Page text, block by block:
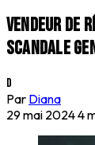
Vendeur de
scandale
D
Par Diana
29 mai 20244